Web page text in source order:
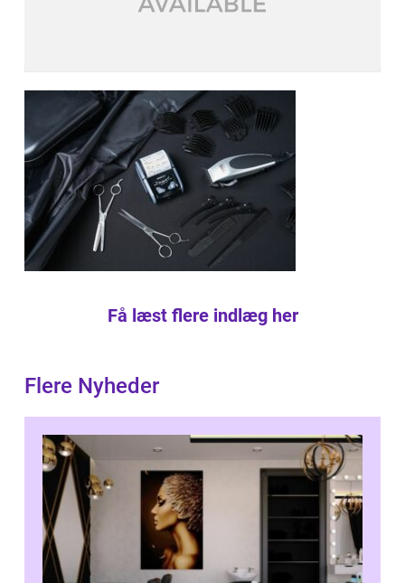
Få læst flere indlæg her
Flere Nyheder